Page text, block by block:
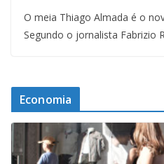
O meia Thiago Almada é o
Segundo o jornalista Fabrizio
Economia